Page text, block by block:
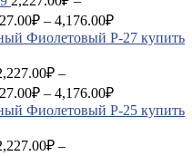
– 4,176.00₽
₽ –
– 4,176.00₽
₽ –